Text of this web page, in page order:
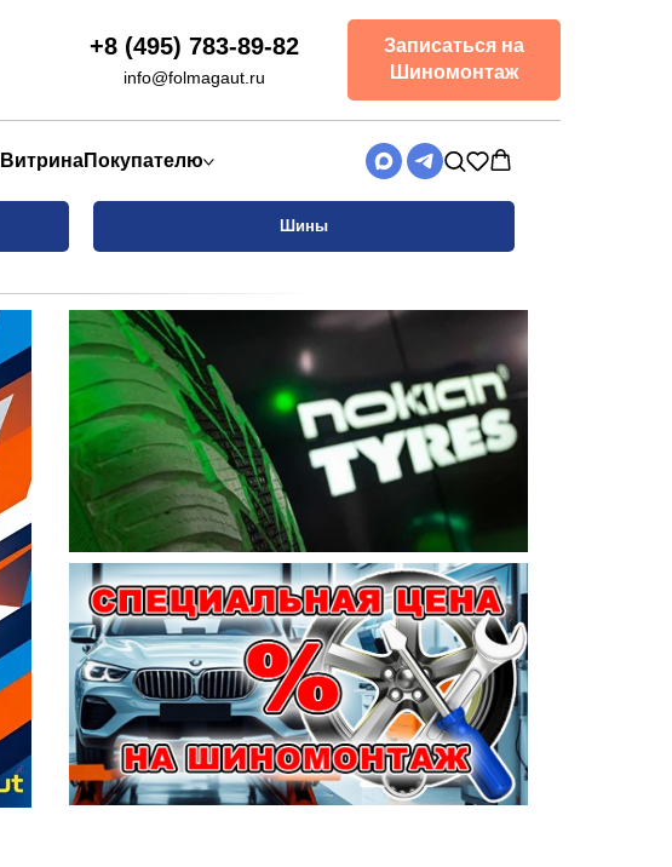
+8 (495) 783-89-82
info@folmagaut.ru
Записаться на
Шиномонтаж
ВитринаПокупателю
Шины